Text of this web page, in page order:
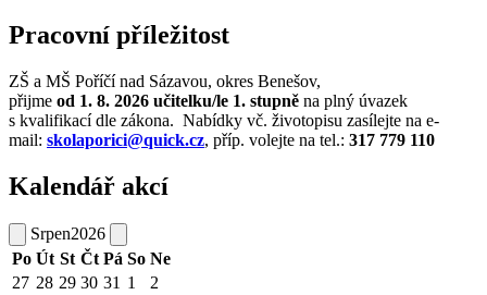
Pracovní příležitost
ZŠ a MŠ Poříčí nad Sázavou, okres Benešov,
přijme od 1. 8. 2026 učitelku/le 1. stupně na plný úvazek
s kvalifikací dle zákona. Nabídky vč. životopisu zasílejte na e-
mail: skolaporici@quick.cz, příp. volejte na tel.: 317 779 110
Kalendář akcí
Srpen2026
Po Út St Čt Pá So Ne
27 28 29 30 31 1
2